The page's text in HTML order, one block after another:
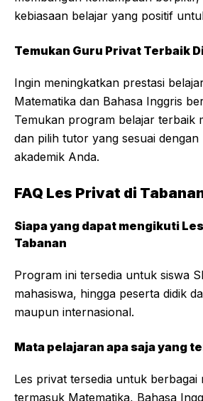
kebiasaan belajar yang positif
Temukan Guru Privat Terbaik
Ingin meningkatkan prestasi
Matematika dan Bahasa Inggris
Temukan program belajar terbaik
dan pilih tutor yang sesuai
akademik Anda.
FAQ Les Privat di
Siapa yang dapat mengikuti
Tabanan
Program ini tersedia untuk siswa
mahasiswa, hingga peserta didik
maupun internasional.
Mata pelajaran apa saja yang
Les privat tersedia untuk berbagai
termasuk Matematika, Bahasa